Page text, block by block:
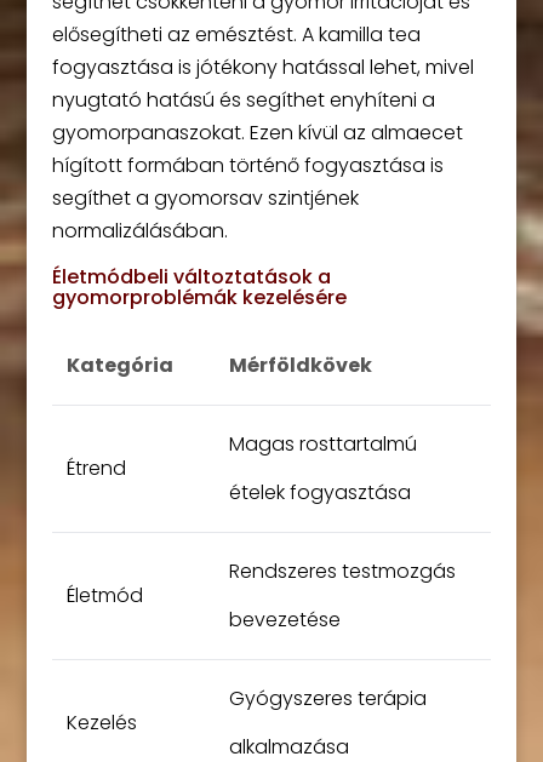
elősegítheti az emésztést. A kamilla tea
fogyasztása is jótékony hatással lehet, mivel
nyugtató hatású és segíthet enyhíteni a
gyomorpanaszokat. Ezen kívül az almaecet
hígított formában történő fogyasztása is
segíthet a gyomorsav szintjének
normalizálásában.
Életmódbeli változtatások a
gyomorproblémák kezelésére
Kategória Mérföldkövek
Étrend
Magas rosttartalmú
ételek fogyasztása
Életmód
Rendszeres testmozgás
bevezetése
Kezelés
Gyógyszeres terápia
alkalmazása